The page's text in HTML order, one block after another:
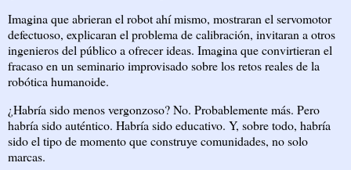
Imagina que abrieran el robot ahí mismo, mostraran el servomotor
defectuoso, explicaran el problema de calibración, invitaran a otros
ingenieros del público a ofrecer ideas. Imagina que convirtieran el
fracaso en un seminario improvisado sobre los retos reales de la
robótica humanoide.
¿Habría sido menos vergonzoso? No. Probablemente más. Pero
habría sido auténtico. Habría sido educativo. Y, sobre todo, habría
sido el tipo de momento que construye comunidades, no solo
marcas.